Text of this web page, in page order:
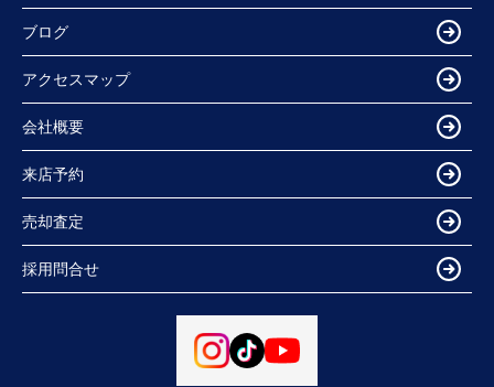
ブログ
アクセスマップ
会社概要
来店予約
売却査定
採用問合せ